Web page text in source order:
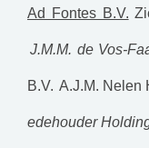
Ad Fontes B.V.
J.M.M. de Vos-
B.V. A.J.M. Nelen
edehouder